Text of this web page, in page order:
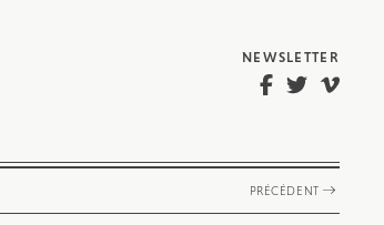
NEWSLETTER
PRÉCÉDENT